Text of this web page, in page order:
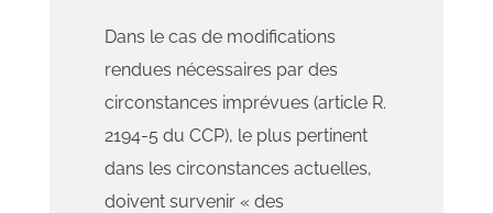
Dans le cas de modifications
rendues nécessaires par des
circonstances imprévues (article R.
2194-5 du CCP), le plus pertinent
dans les circonstances actuelles,
doivent survenir « des